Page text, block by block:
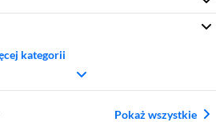
kategorii
Pokaż wszystkie